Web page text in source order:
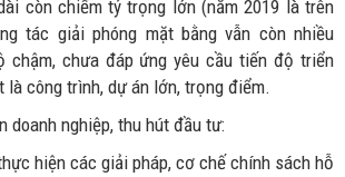
còn chiếm tỷ trọng lớn (năm 2019 là trên
tác giải phóng mặt bằng vẫn còn nhiều
chậm, chưa đáp ứng yêu cầu tiến độ triển
là công trình, dự án lớn, trọng điểm.
nghiệp, thu hút đầu tư:
hiện các giải pháp, cơ chế chính sách hỗ